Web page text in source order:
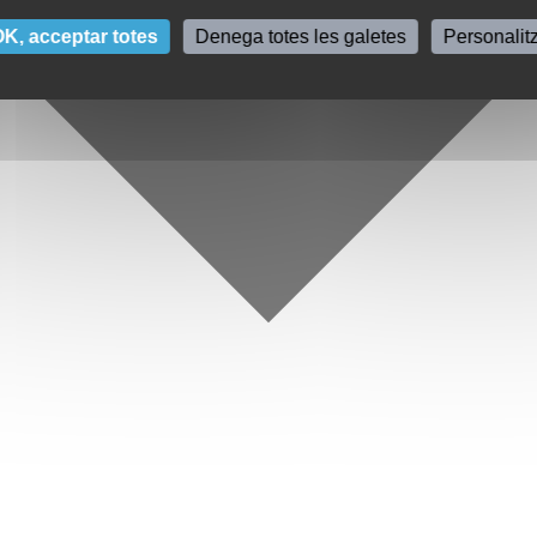
acceptar totes Denega totes les galetes